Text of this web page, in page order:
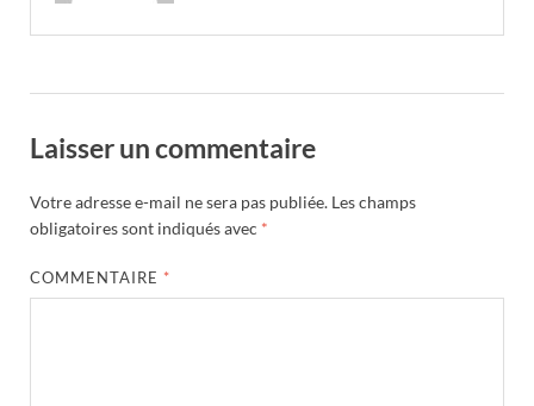
Laisser un commentaire
Votre adresse e-mail ne sera pas publiée. Les champs
obligatoires sont indiqués avec *
COMMENTAIRE *